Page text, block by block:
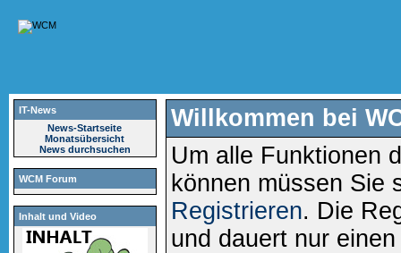
IT-News
News-Startseite
Monatsübersicht
News durchsuchen
WCM Forum
Inhalt und Video
Willkommen bei
Um alle Funktionen
können müssen Sie
Registrieren. Die
und dauert nur